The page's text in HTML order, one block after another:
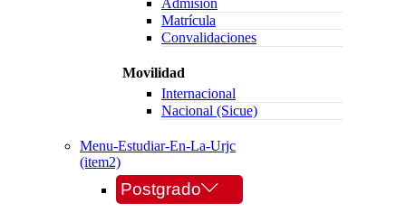
Admisión
Matrícula
Convalidaciones
Movilidad
Internacional
Nacional (Sicue)
Menu-Estudiar-En-La-Urjc
(item2)
Postgrado